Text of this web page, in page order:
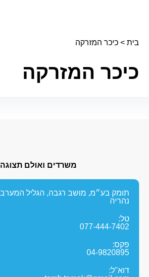
בית > כיכר המזרקה
כיכר המזרקה
משרדים ואולם תצוגה
נהריה
טל:
077-444-7402
פקס:
04-9820895
דוא"ל: